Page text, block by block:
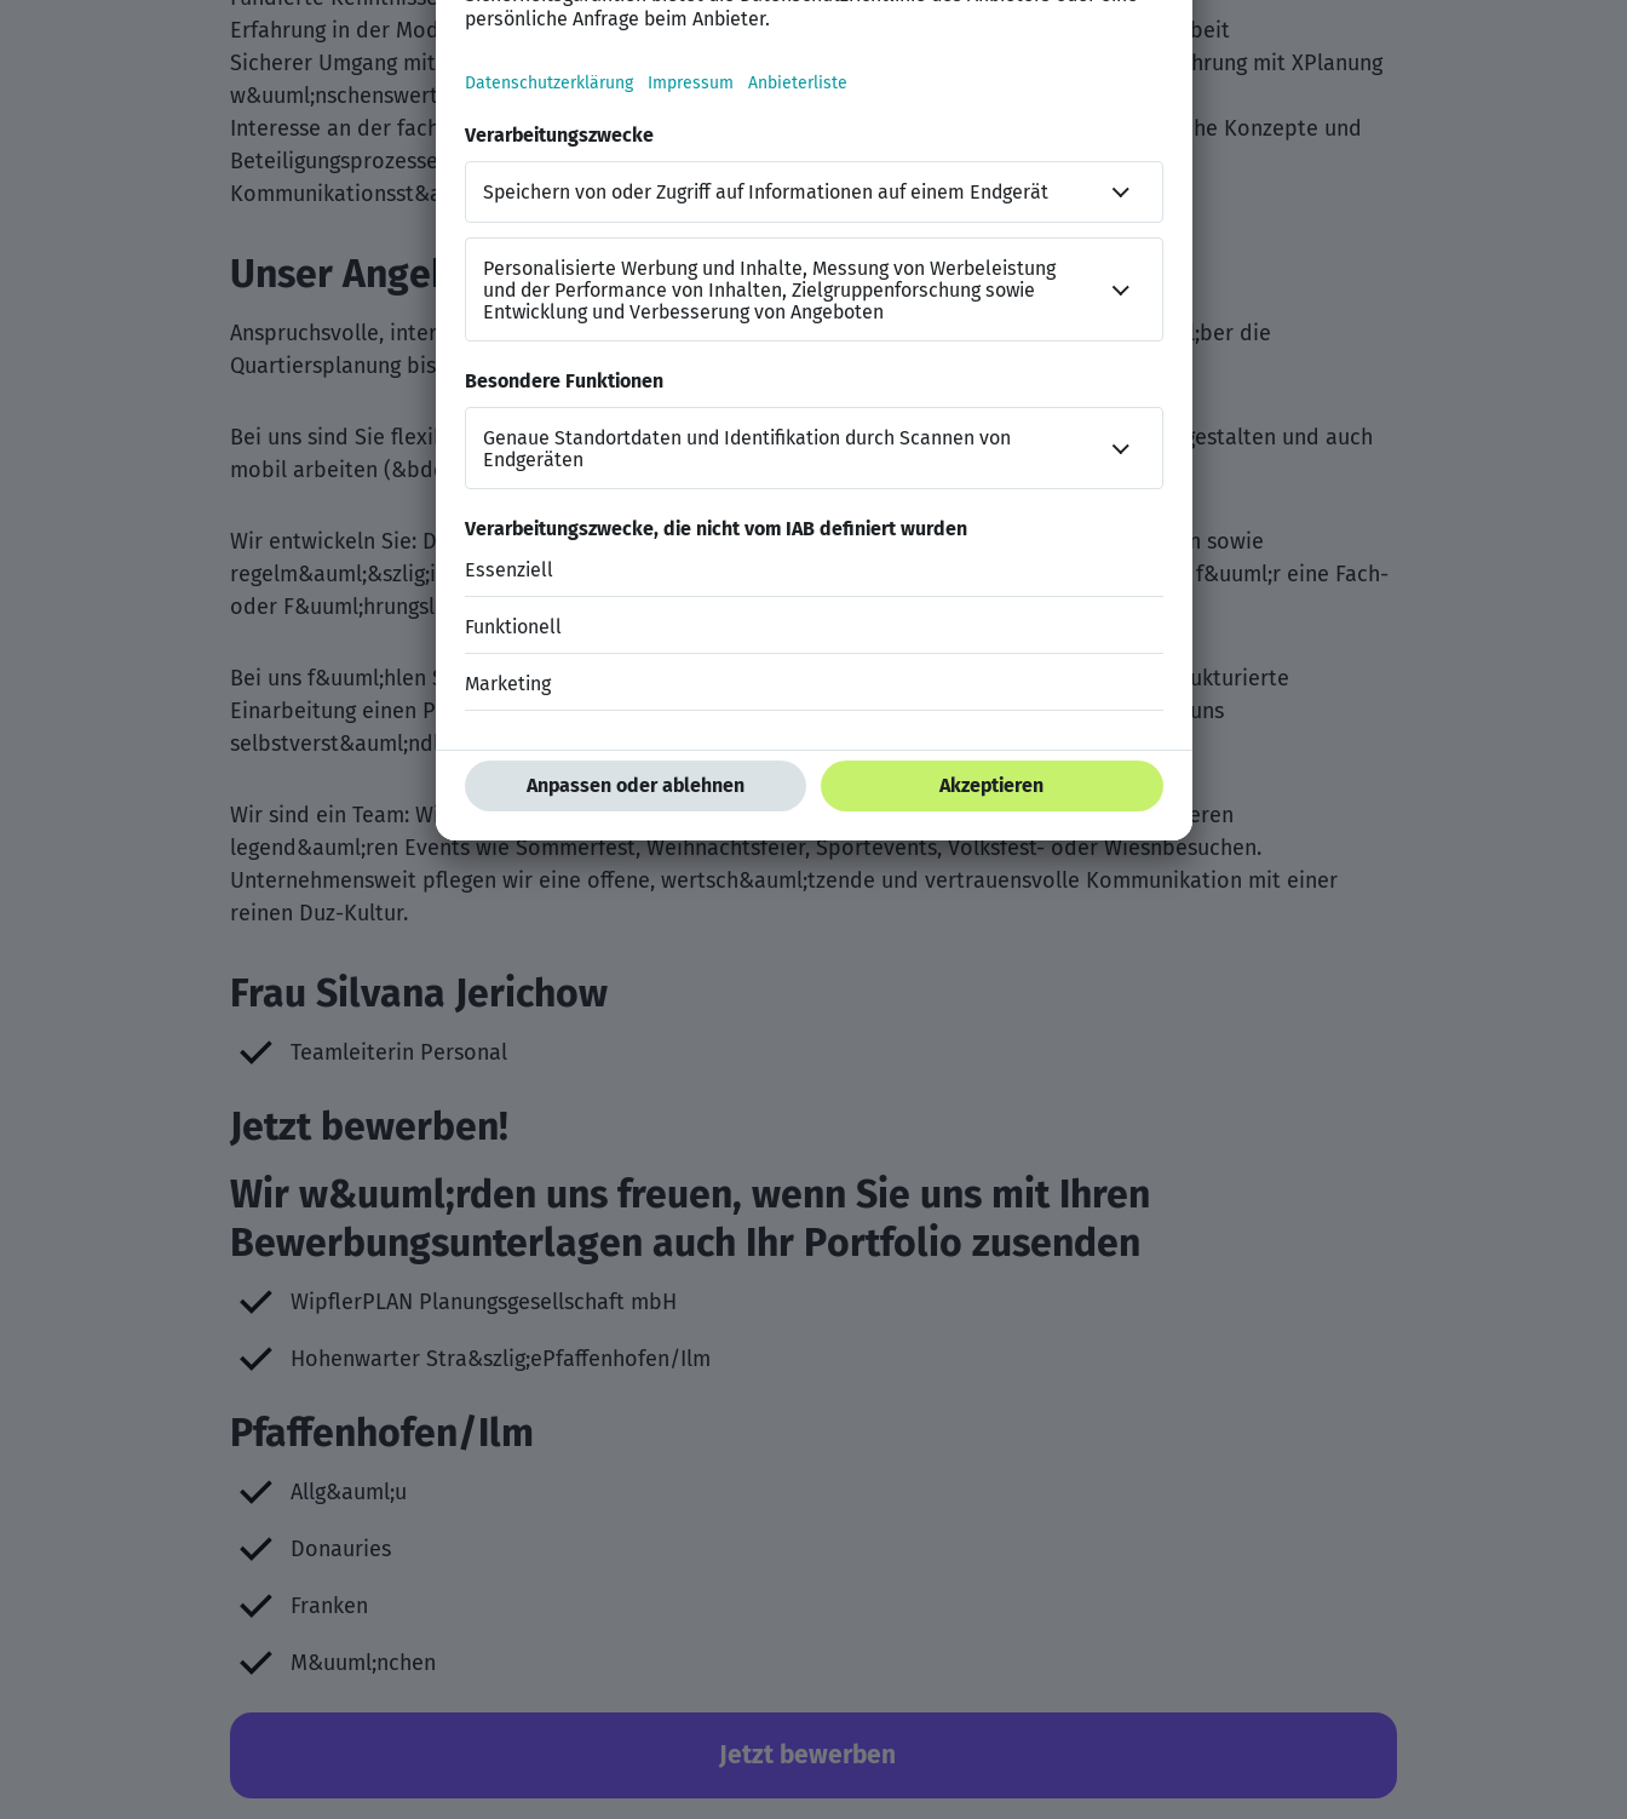
Erfahrung in der Moderation von Beteiligungsprozessen und interdisziplin&auml;rer Zusammenarbeit
Sicherer Umgang mit GIS, CAD (idealerweise StadtCAD) und g&auml;ngiger Planungssoftware; Erfahrung mit XPlanung
w&uuml;nschenswert
Interesse an der fachlichen Weiterentwicklung in den Bereichen Stadtplanung, st&auml;dtebauliche Konzepte und
Beteiligungsprozesse
Kommunikationsst&auml;rke, Teamgeist und strategisches Denken
Unser Angebot
Anspruchsvolle, interdisziplin&auml;re Projekte: von der nachhaltigen Baulandentwicklung &uuml;ber die
Quartiersplanung bis hin zu technischen Infrastrukturprojekten.
Bei uns sind Sie flexibel: Mit unserer Gleitzeitregelung k&ouml;nnen Sie Ihren Arbeitstag flexibel gestalten und auch
mobil arbeiten (&bdquo;Home-Office&ldquo;).
Wir entwickeln Sie: Durch die individuelle F&ouml;rderung in internen und externen Fortbildungen sowie
regelm&auml;&szlig;igen Mitarbeitergespr&auml;chen bieten wir Ihnen Entwicklungsperspektiven f&uuml;r eine Fach-
oder F&uuml;hrungslaufbahn.
Bei uns f&uuml;hlen Sie sich wohl: Sie erhalten einen modernen Arbeitsplatz und f&uuml;r die strukturierte
Einarbeitung einen Paten zur Seite. Kostenlose Getr&auml;nke, Kaffee und frisches Obst sind bei uns
selbstverst&auml;ndlich. Zudem bieten wir die M&ouml;glichkeit des Fahrrad-Leasings.
Wir sind ein Team: Wir haben ein tolles kollegiales Arbeitsklima und feiern unsere Erfolge bei unseren
legend&auml;ren Events wie Sommerfest, Weihnachtsfeier, Sportevents, Volksfest- oder Wiesnbesuchen.
Unternehmensweit pflegen wir eine offene, wertsch&auml;tzende und vertrauensvolle Kommunikation mit einer
reinen Duz-Kultur.
Frau Silvana Jerichow
Teamleiterin Personal
Jetzt bewerben!
Wir w&uuml;rden uns freuen, wenn Sie uns mit Ihren
Bewerbungsunterlagen auch Ihr Portfolio zusenden
WipflerPLAN Planungsgesellschaft mbH
Hohenwarter Stra&szlig;ePfaffenhofen/Ilm
Pfaffenhofen/Ilm
Allg&auml;u
Donauries
Franken
M&uuml;nchen
Jetzt bewerben